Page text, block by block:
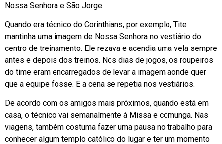
Nossa Senhora e São Jorge.
Quando era técnico do Corinthians, por exemplo, Tite
mantinha uma imagem de Nossa Senhora no vestiário do
centro de treinamento. Ele rezava e acendia uma vela sempre
antes e depois dos treinos. Nos dias de jogos, os roupeiros
do time eram encarregados de levar a imagem aonde quer
que a equipe fosse. E a cena se repetia nos vestiários.
De acordo com os amigos mais próximos, quando está em
casa, o técnico vai semanalmente à Missa e comunga. Nas
viagens, também costuma fazer uma pausa no trabalho para
conhecer algum templo católico do lugar e ter um momento